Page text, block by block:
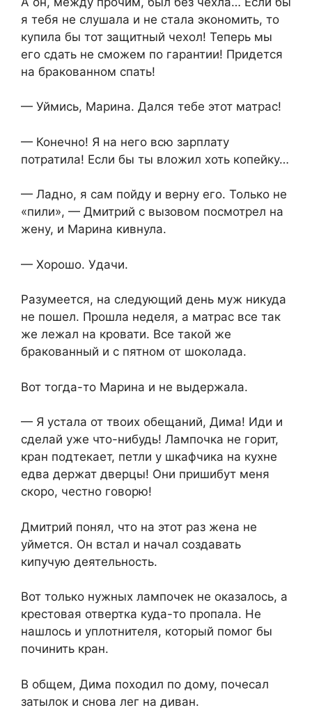
я тебя не слушала и не стала экономить, то
купила бы тот защитный чехол! Теперь мы
его сдать не сможем по гарантии! Придется
на бракованном спать!
— Уймись, Марина. Дался тебе этот матрас!
— Конечно! Я на него всю зарплату
потратила! Если бы ты вложил хоть копейку…
— Ладно, я сам пойду и верну его. Только не
«пили», — Дмитрий с вызовом посмотрел на
жену, и Марина кивнула.
— Хорошо. Удачи.
Разумеется, на следующий день муж никуда
не пошел. Прошла неделя, а матрас все так
же лежал на кровати. Все такой же
бракованный и с пятном от шоколада.
Вот тогда-то Марина и не выдержала.
— Я устала от твоих обещаний, Дима! Иди и
сделай уже что-нибудь! Лампочка не горит,
кран подтекает, петли у шкафчика на кухне
едва держат дверцы! Они пришибут меня
скоро, честно говорю!
Дмитрий понял, что на этот раз жена не
уймется. Он встал и начал создавать
кипучую деятельность.
Вот только нужных лампочек не оказалось, а
крестовая отвертка куда-то пропала. Не
нашлось и уплотнителя, который помог бы
починить кран.
В общем, Дима походил по дому, почесал
затылок и снова лег на диван.